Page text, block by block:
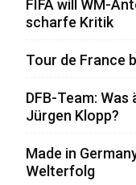
FIFA will WM-
scharfe Kritik
Tour de France
DFB-Team:
Jürgen Klopp?
Made in
Welterfolg